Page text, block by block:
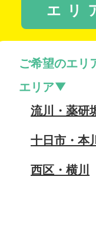
エリ
ご希望のエリ
エリア
流川・薬研
十日市・本
西区・横川